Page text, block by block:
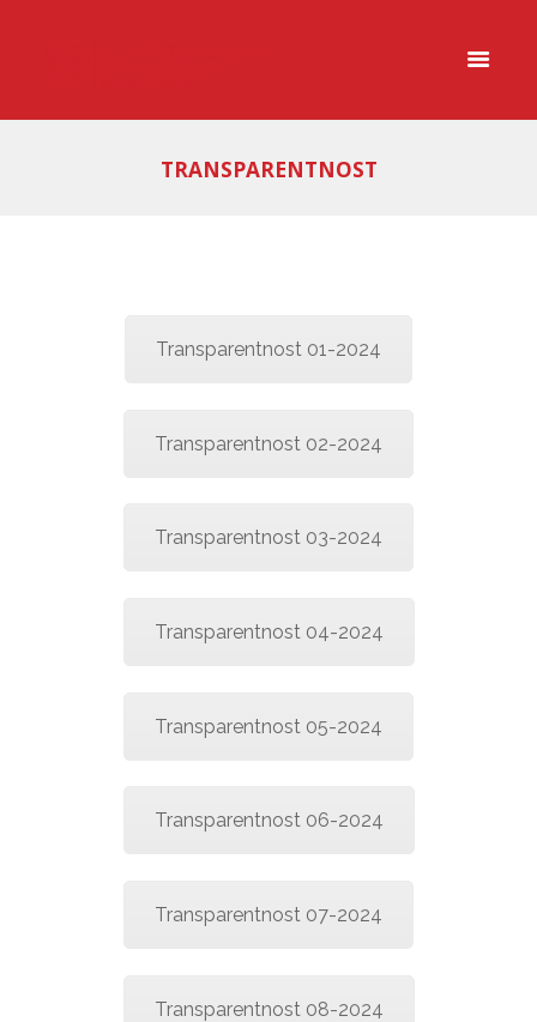
TRANSPARENTNOST
Transparentnost 01-2024
Transparentnost 02-2024
Transparentnost 03-2024
Transparentnost 04-2024
Transparentnost 05-2024
Transparentnost 06-2024
Transparentnost 07-2024
Transparentnost 08-2024